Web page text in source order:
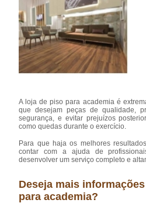
A loja de piso para academia é
que desejam peças de qualidade,
segurança, e evitar prejuízos
como quedas durante o exercício.
Para que haja os melhores
contar com a ajuda de
desenvolver um serviço completo e
Deseja mais
para academia?